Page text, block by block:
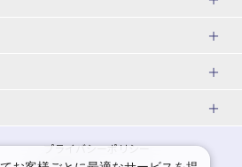
岩手旅行・ツアー
ユニバーサル・スタジオ・ジャパ
女子旅 国内版
ゴールデンウィーク（GW）の国内
旅行
プライバシーポリシー